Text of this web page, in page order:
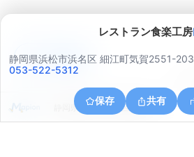
レストラン食楽工房
静岡県浜松市浜名区 細江町気賀2551-203
053-522-5312
保存 共有
静岡県浜松市中央区豊岡町
アプリで見る